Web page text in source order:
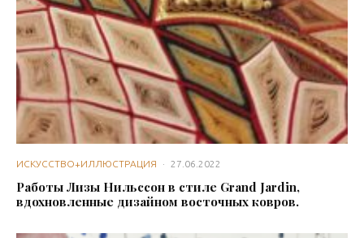
ИСКУССТВО+ИЛЛЮСТРАЦИЯ · 27.06.2022
Работы Лизы Нильссон в стиле Grand Jardin,
вдохновленные дизайном восточных ковров.